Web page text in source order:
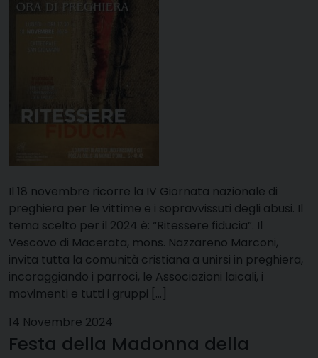
Il 18 novembre ricorre la IV Giornata nazionale di
preghiera per le vittime e i sopravvissuti degli abusi. Il
tema scelto per il 2024 è: “Ritessere fiducia”. Il
Vescovo di Macerata, mons. Nazzareno Marconi,
invita tutta la comunità cristiana a unirsi in preghiera,
incoraggiando i parroci, le Associazioni laicali, i
movimenti e tutti i gruppi […]
14 Novembre 2024
Festa della Madonna della